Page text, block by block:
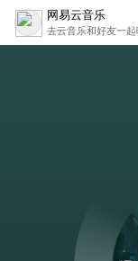
网易云音乐
去云音乐和好友一起